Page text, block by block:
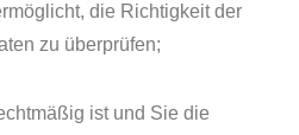
die Richtigkeit der
zu überprüfen;
ist und Sie die